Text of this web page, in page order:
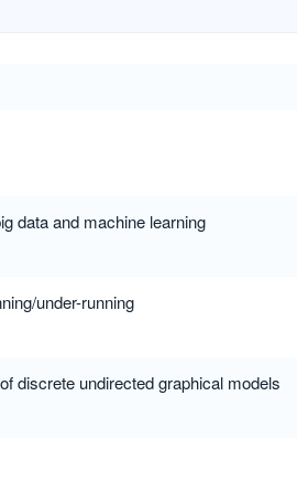
data and machine learning
under-running
discrete undirected graphical models